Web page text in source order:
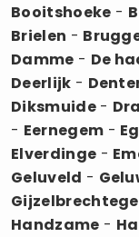
Booitshoeke -
Brielen -
Damme - De
Deerlijk -
Diksmuide-
- Eernegem -
Elverdinge -
Geluveld -
Handzame -